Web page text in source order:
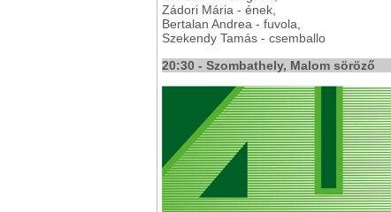
Zádori Mária - ének,
Bertalan Andrea - fuvola,
Szekendy Tamás - csemballo
20:30 - Szombathely, Malom söröző